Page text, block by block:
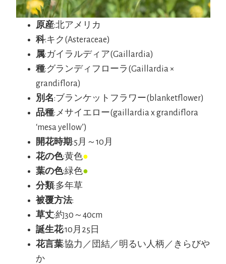
原産:北アメリカ
科:キク(Asteraceae)
属:ガイラルディア(Gaillardia)
種:グランディフローラ(Gaillardia ×
grandiflora)
別名:ブランケットフラワー(blanketflower)
品種:メサイエロー(gaillardia x grandiflora
‘mesa yellow’)
開花時期:5月～10月
花の色:黄色●
葉の色:緑色●
分類:多年草
被覆方法:
草丈:約30～40cm
誕生花:10月25日
花言葉:協力／団結／明るい人柄／きらびや
か